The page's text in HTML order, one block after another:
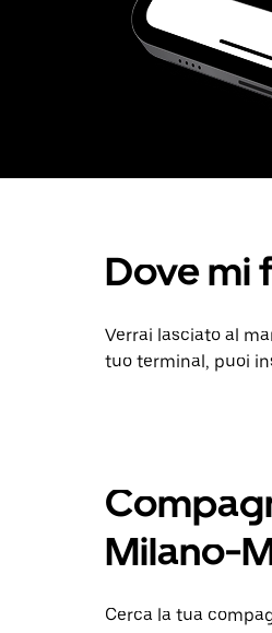
Dove mi
Verrai lasciato al
tuo terminal, puoi
Milano-
Cerca la tua